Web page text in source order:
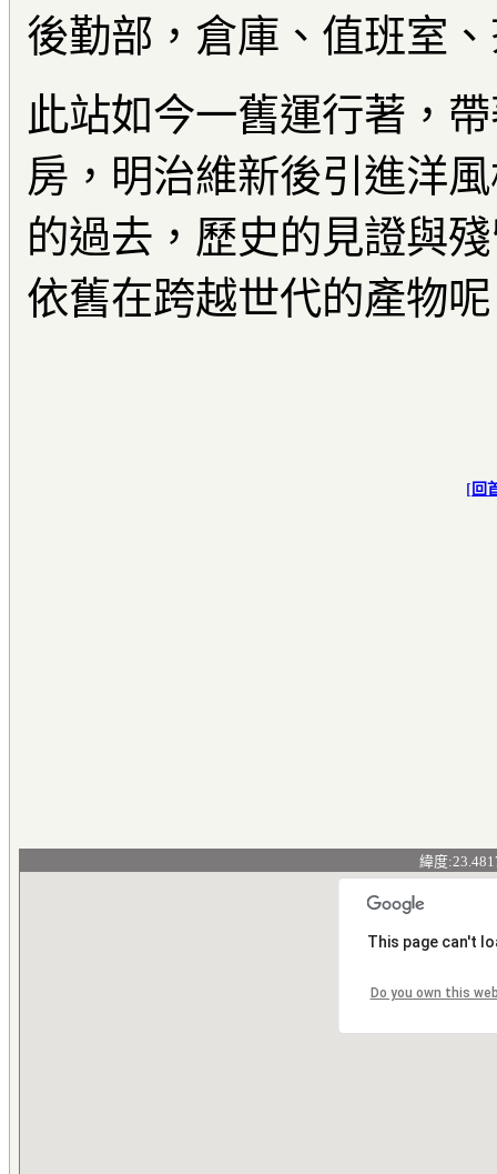
後勤部，倉庫、值班室
此站如今一舊運行著，
房，明治維新後引進洋
的過去，歷史的見證與
依舊在跨越世代的產物
[ 回
緯度
This page can't
Do you own this